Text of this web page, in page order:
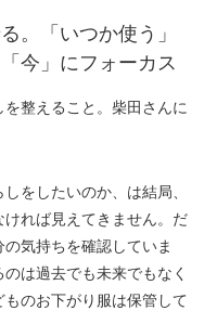
。「いつか使う」
今」にフォーカス
整えること。柴田さんに
をしたいのか、は結局、
れば見えてきません。だ
気持ちを確認していま
は過去でも未来でもなく
のお下がり服は保管して